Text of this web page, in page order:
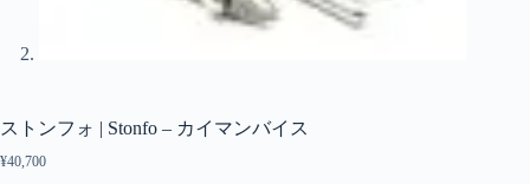
ストンフォ | Stonfo – カイマンバイス
¥40,700